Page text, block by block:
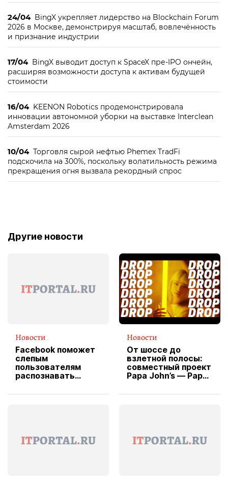
24/04 BingX укрепляет лидерство на Blockchain Forum
2026 в Москве, демонстрируя масштаб, вовлечённость
и признание индустрии
17/04 BingX выводит доступ к SpaceX пре-IPO ончейн,
расширяя возможности доступа к активам будущей
стоимости
16/04 KEENON Robotics продемонстрировала
инновации автономной уборки на выставке Interclean
Amsterdam 2026
10/04 Торговля сырой нефтью Phemex TradFi
подскочила на 300%, поскольку волатильность режима
прекращения огня вызвала рекордный спрос
Другие новости
Новости
Facebook поможет
слепым
пользователям
распознавать
Новости
От шоссе до
взлетной полосы:
совместный проект
Papa John’s — Papa
вводит